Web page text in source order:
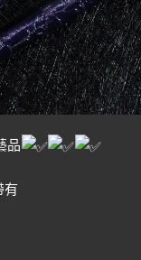
品
有